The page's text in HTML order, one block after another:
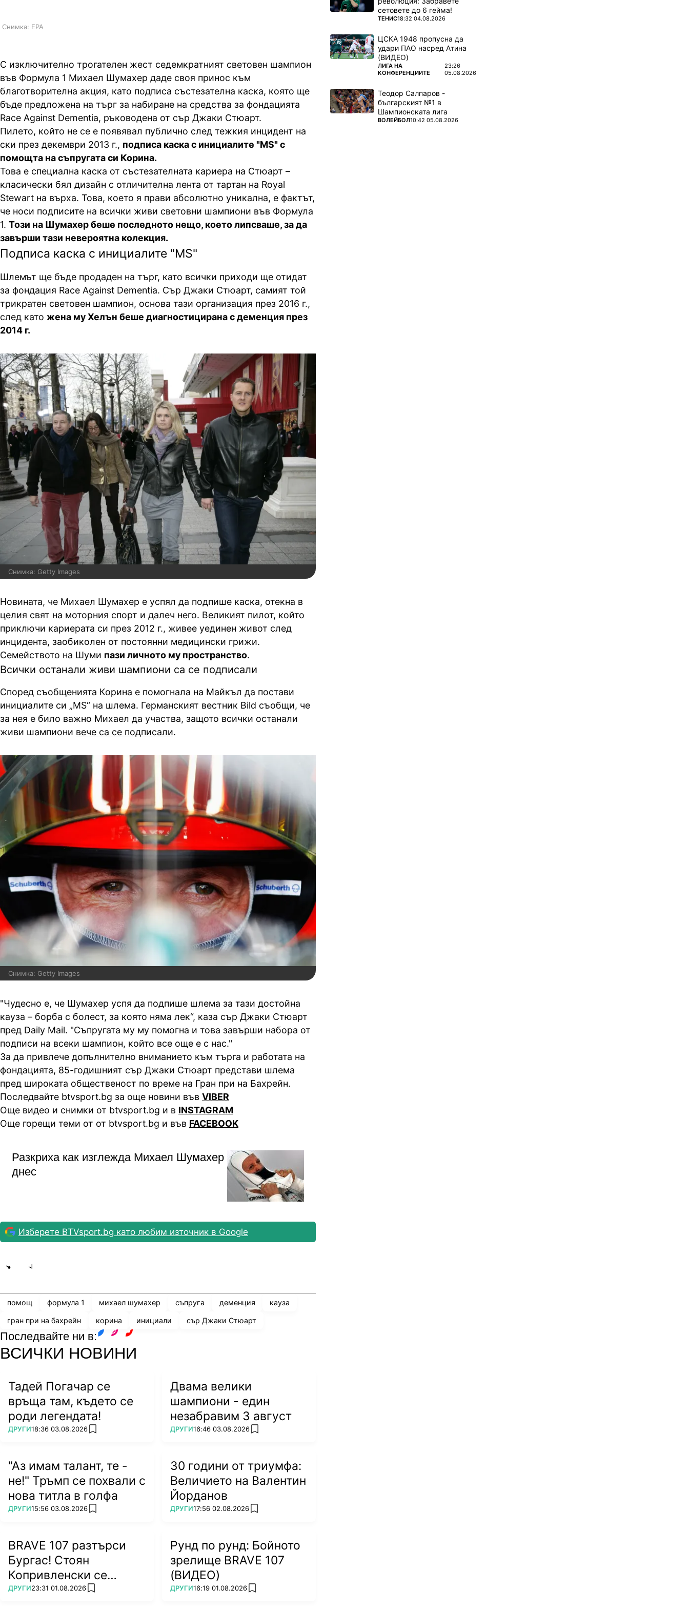
Снимка: EPA
С изключително трогателен жест седемкратният световен шампион
във Формула 1 Михаел Шумахер даде своя принос към
благотворителна акция, като подписа състезателна каска, която ще
бъде предложена на търг за набиране на средства за фондацията
Race Against Dementia, ръководена от сър Джаки Стюарт.
Пилето, който не се е появявал публично след тежкия инцидент на
ски през декември 2013 г., подписа каска с инициалите "MS" с
помощта на съпругата си Корина.
Това е специална каска от състезателната кариера на Стюарт –
класически бял дизайн с отличителна лента от тартан на Royal
Stewart на върха. Това, което я прави абсолютно уникална, е фактът,
че носи подписите на всички живи световни шампиони във Формула
1. Този на Шумахер беше последното нещо, което липсваше, за да
завърши тази невероятна колекция.
Подписа каска с инициалите "MS"
Шлемът ще бъде продаден на търг, като всички приходи ще отидат
за фондация Race Against Dementia. Сър Джаки Стюарт, самият той
трикратен световен шампион, основа тази организация през 2016 г.,
след като жена му Хелън беше диагностицирана с деменция през
2014 г.
Снимка: Getty Images
Новината, че Михаел Шумахер е успял да подпише каска, отекна в
целия свят на моторния спорт и далеч него. Великият пилот, който
приключи кариерата си през 2012 г., живее уединен живот след
инцидента, заобиколен от постоянни медицински грижи.
Семейството на Шуми пази личното му пространство.
Всички останали живи шампиони са се подписали
Според съобщенията Корина е помогнала на Майкъл да постави
инициалите си „MS“ на шлема. Германският вестник Bild съобщи, че
за нея е било важно Михаел да участва, защото всички останали
живи шампиони вече са се подписали.
Снимка: Getty Images
"Чудесно е, че Шумахер успя да подпише шлема за тази достойна
кауза – борба с болест, за която няма лек“, каза сър Джаки Стюарт
пред Daily Mail. "Съпругата му му помогна и това завърши набора от
подписи на всеки шампион, който все още е с нас."
За да привлече допълнително вниманието към търга и работата на
фондацията, 85-годишният сър Джаки Стюарт представи шлема
пред широката общественост по време на Гран при на Бахрейн.
Последвайте btvsport.bg за още новини във VIBER
Още видео и снимки от btvsport.bg и в INSTAGRAM
Още горещи теми от от btvsport.bg и във FACEBOOK
Разкриха как изглежда Михаел Шумахер
днес
Изберете BTVsport.bg като любим източник в Google
помощ формула 1 михаел шумахер съпруга деменция кауза
гран при на бахрейн корина инициали сър Джаки Стюарт
Последвайте ни в:
ВСИЧКИ НОВИНИ
Тадей Погачар се
връща там, където се
роди легендата!
ПОВЕЧЕ ОТ
ДРУГИ18:36 03.08.2026 add favorites
Двама велики
шампиони - един
незабравим 3 август
ПОВЕЧЕ ОТ
ДРУГИ16:46 03.08.2026 add favorites
"Аз имам талант, те -
не!" Тръмп се похвали с
нова титла в голфа
ПОВЕЧЕ ОТ
ДРУГИ15:56 03.08.2026 add favorites
30 години от триумфа:
Величието на Валентин
Йорданов
ПОВЕЧЕ ОТ
ДРУГИ17:56 02.08.2026 add favorites
BRAVE 107 разтърси
Бургас! Стоян
Копривленски се
завърна с победа!
ПОВЕЧЕ ОТ
ДРУГИ23:31 01.08.2026 add favorites
Рунд по рунд: Бойното
зрелище BRAVE 107
(ВИДЕО)
ПОВЕЧЕ ОТ
ДРУГИ16:19 01.08.2026 add favorites
сетовете до 6 гейма!
ПОВЕЧЕ ОТ
ТЕНИС18:32 04.08.2026
ЦСКА 1948 пропусна да
удари ПАО насред Атина
(ВИДЕО)
ПОВЕЧЕ ОТ
ЛИГА НА
КОНФЕРЕНЦИИТЕ
23:26
05.08.2026
Теодор Салпаров -
българският №1 в
Шампионската лига
ПОВЕЧЕ ОТ
ВОЛЕЙБОЛ10:42 05.08.2026